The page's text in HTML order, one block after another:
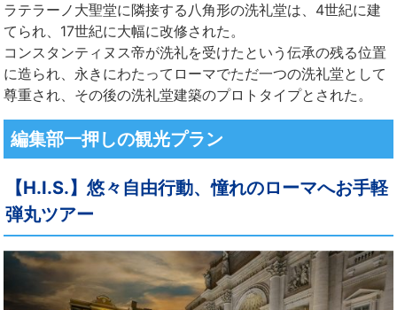
ラテラーノ大聖堂に隣接する八角形の洗礼堂は、4世紀に建
てられ、17世紀に大幅に改修された。
コンスタンティヌス帝が洗礼を受けたという伝承の残る位置
に造られ、永きにわたってローマでただ一つの洗礼堂として
尊重され、その後の洗礼堂建築のプロトタイプとされた。
編集部一押しの観光プラン
【H.I.S.】悠々自由行動、憧れのローマへお手軽
弾丸ツアー